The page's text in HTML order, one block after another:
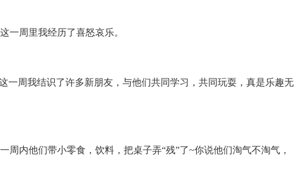
一周里我经历了喜怒哀乐。
一周我结识了许多新朋友，与他们共同学习，共同玩耍，真是乐趣无
周内他们带小零食，饮料，把桌子弄“残”了~你说他们淘气不淘气，